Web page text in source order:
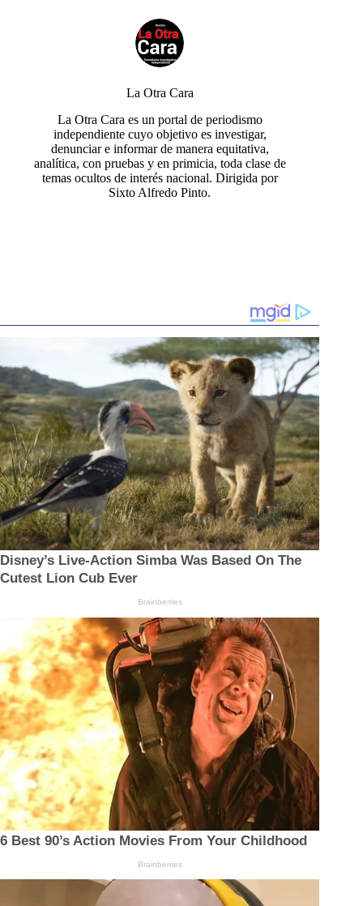
La Otra Cara
La Otra Cara es un portal de periodismo
independiente cuyo objetivo es investigar,
denunciar e informar de manera equitativa,
analítica, con pruebas y en primicia, toda clase de
temas ocultos de interés nacional. Dirigida por
Sixto Alfredo Pinto.